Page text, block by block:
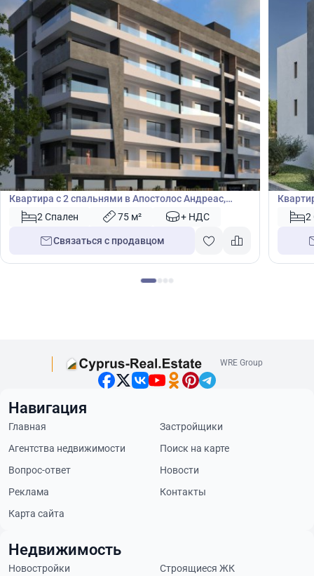
€305 000
Квартира
Квартира с 2 спальнями в Апостолос Андреас,
Лимассол, Лимасол, Кипр № 42838
2 Спален 75 м² + НДС
Связаться с продавцом
€305
№
2
WRE Group
Навигация
Главная
Застройщики
Агентства недвижимости
Поиск на карте
Вопрос-ответ
Новости
Реклама
Контакты
Карта сайта
Недвижимость
Новостройки Строящиеся ЖК